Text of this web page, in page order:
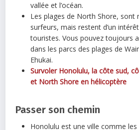
vallée et l’océan.
Les plages de North Shore, sont
surfeurs, mais restent d’un
touristes. Vous pouvez toujours
dans les parcs des plages de
Ehukai.
Survoler Honolulu, la côte sud,
et North Shore en hélicoptère
Passer son chemin
Honolulu est une ville comme